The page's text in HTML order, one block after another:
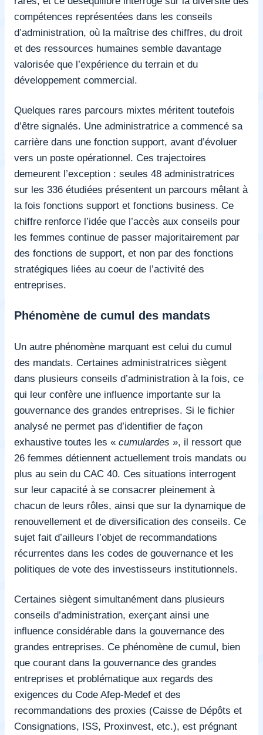
compétences représentées dans les conseils
d’administration, où la maîtrise des chiffres, du droit
et des ressources humaines semble davantage
valorisée que l’expérience du terrain et du
développement commercial.
Quelques rares parcours mixtes méritent toutefois
d’être signalés. Une administratrice a commencé sa
carrière dans une fonction support, avant d’évoluer
vers un poste opérationnel. Ces trajectoires
demeurent l’exception : seules 48 administratrices
sur les 336 étudiées présentent un parcours mêlant à
la fois fonctions support et fonctions business. Ce
chiffre renforce l’idée que l’accès aux conseils pour
les femmes continue de passer majoritairement par
des fonctions de support, et non par des fonctions
stratégiques liées au coeur de l’activité des
entreprises.
Phénomène de cumul des mandats
Un autre phénomène marquant est celui du cumul
des mandats. Certaines administratrices siègent
dans plusieurs conseils d’administration à la fois, ce
qui leur confère une influence importante sur la
gouvernance des grandes entreprises. Si le fichier
analysé ne permet pas d’identifier de façon
exhaustive toutes les « cumulardes », il ressort que
26 femmes détiennent actuellement trois mandats ou
plus au sein du CAC 40. Ces situations interrogent
sur leur capacité à se consacrer pleinement à
chacun de leurs rôles, ainsi que sur la dynamique de
renouvellement et de diversification des conseils. Ce
sujet fait d’ailleurs l’objet de recommandations
récurrentes dans les codes de gouvernance et les
politiques de vote des investisseurs institutionnels.
Certaines siègent simultanément dans plusieurs
conseils d’administration, exerçant ainsi une
influence considérable dans la gouvernance des
grandes entreprises. Ce phénomène de cumul, bien
que courant dans la gouvernance des grandes
entreprises et problématique aux regards des
exigences du Code Afep-Medef et des
recommandations des proxies (Caisse de Dépôts et
Consignations, ISS, Proxinvest, etc.), est prégnant